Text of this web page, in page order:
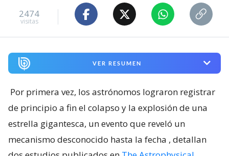
2474
visitas
VER RESUMEN
Por primera vez, los astrónomos lograron registrar
de principio a fin el colapso y la explosión de una
estrella gigantesca, un evento que reveló un
mecanismo desconocido hasta la fecha , detallan